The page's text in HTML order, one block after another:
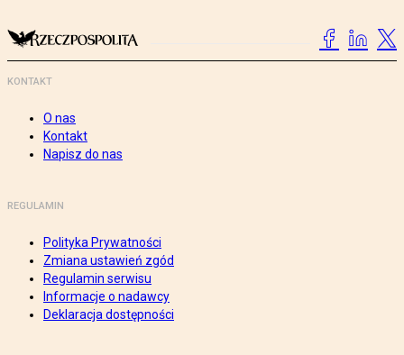
KONTAKT
O nas
Kontakt
Napisz do nas
REGULAMIN
Polityka Prywatności
Zmiana ustawień zgód
Regulamin serwisu
Informacje o nadawcy
Deklaracja dostępności